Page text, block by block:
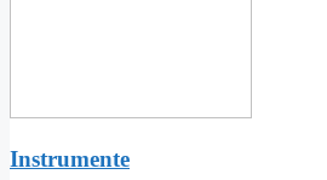
Instrumente